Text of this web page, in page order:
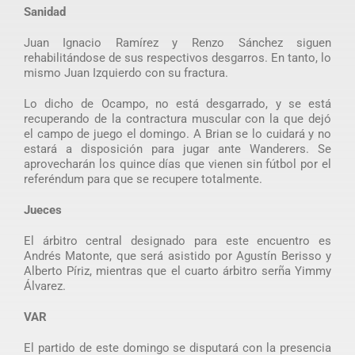
Sanidad
Juan Ignacio Ramírez y Renzo Sánchez siguen
rehabilitándose de sus respectivos desgarros. En tanto, lo
mismo Juan Izquierdo con su fractura.
Lo dicho de Ocampo, no está desgarrado, y se está
recuperando de la contractura muscular con la que dejó
el campo de juego el domingo. A Brian se lo cuidará y no
estará a disposición para jugar ante Wanderers. Se
aprovecharán los quince días que vienen sin fútbol por el
referéndum para que se recupere totalmente.
Jueces
El árbitro central designado para este encuentro es
Andrés Matonte, que será asistido por Agustín Berisso y
Alberto Píriz, mientras que el cuarto árbitro serña Yimmy
Álvarez.
VAR
El partido de este domingo se disputará con la presencia